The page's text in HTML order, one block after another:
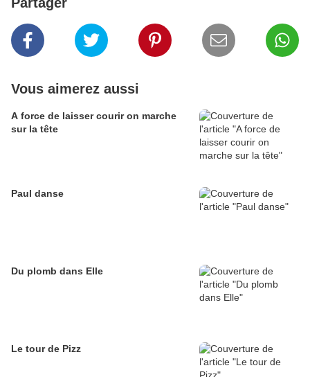
Vous aimerez aussi
A force de laisser courir on marche
sur la tête
Paul danse
Du plomb dans Elle
Le tour de Pizz